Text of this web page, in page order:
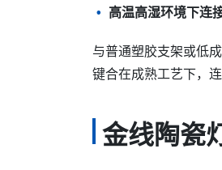
高温高湿环境下连
与普通塑胶支架或低
键合在成熟工艺下，
金线陶瓷